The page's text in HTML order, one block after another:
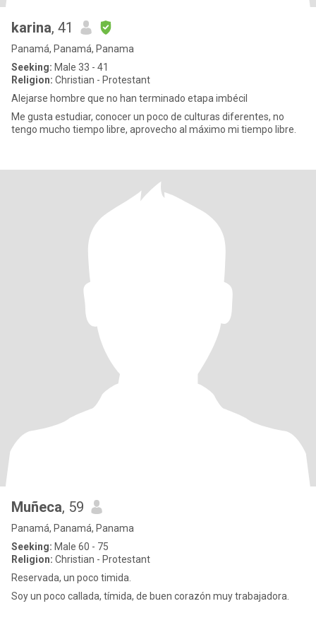
karina, 41
Panamá, Panamá, Panama
Seeking: Male 33 - 41
Religion: Christian - Protestant
Alejarse hombre que no han terminado etapa imbécil
Me gusta estudiar, conocer un poco de culturas diferentes, no
tengo mucho tiempo libre, aprovecho al máximo mi tiempo libre.
Muñeca, 59
Panamá, Panamá, Panama
Seeking: Male 60 - 75
Religion: Christian - Protestant
Reservada, un poco timida.
Soy un poco callada, tímida, de buen corazón muy trabajadora.